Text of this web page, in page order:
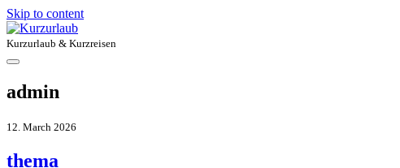
Skip to content
Kurzurlaub & Kurzreisen
admin
12. March 2026
thema